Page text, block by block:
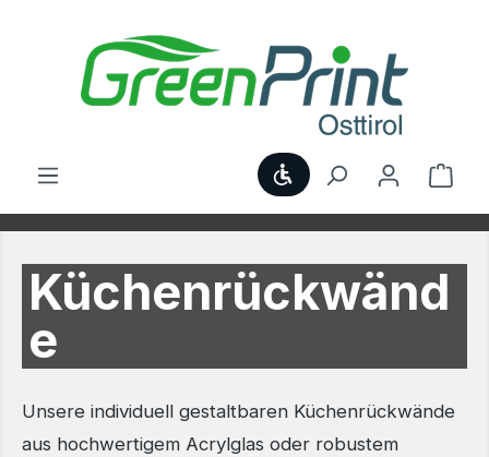
Werkzeugleiste
Küchenrückwänd
e
Unsere individuell gestaltbaren Küchenrückwände
aus hochwertigem Acrylglas oder robustem